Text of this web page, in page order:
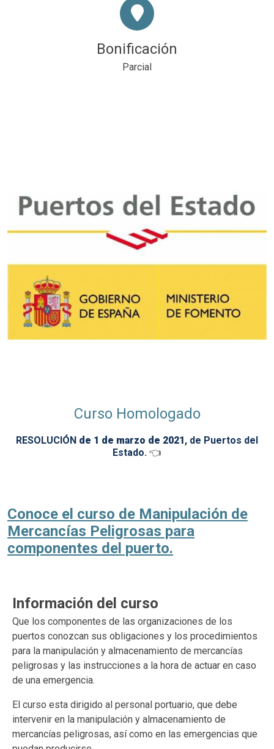
Bonificación
Parcial
Curso Homologado
RESOLUCIÓN de 1 de marzo de 2021 , de Puertos del
Estado. 👈
Conoce el curso de Manipulación de
Mercancías Peligrosas para
componentes del puerto.
Información del curso
Que los componentes de las organizaciones de los
puertos conozcan sus obligaciones y los procedimientos
para la manipulación y almacenamiento de mercancías
peligrosas y las instrucciones a la hora de actuar en caso
de una emergencia.
El curso esta dirigido al personal portuario, que debe
intervenir en la manipulación y almacenamiento de
mercancías peligrosas, así como en las emergencias que